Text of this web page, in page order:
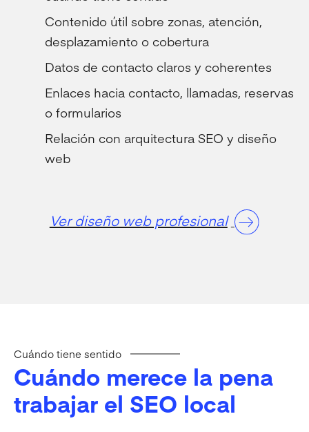
Contenido útil sobre zonas, atención,
desplazamiento o cobertura
Datos de contacto claros y coherentes
Enlaces hacia contacto, llamadas, reservas
o formularios
Relación con arquitectura SEO y diseño
web
Ver diseño web profesional
Cuándo tiene sentido
Cuándo merece la pena
trabajar el SEO local